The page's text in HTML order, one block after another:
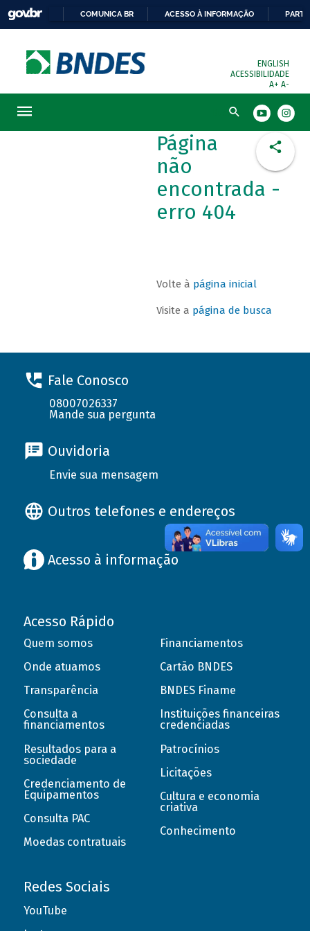
COMUNICA BR ACESSO À INFORMAÇÃO
ENGLISH
ACESSIBILIDADE
A+ A-
Busca
Página
não
encontrada -
erro 404
Volte à página inicial
Visite a página de busca
Fale Conosco
08007026337
Mande sua pergunta
Ouvidoria
Envie sua mensagem
Outros telefones e endereços
Acesso à informação
Acesso Rápido
Quem somos
Onde atuamos
Transparência
Consulta a
financiamentos
Resultados para a
sociedade
Credenciamento de
Equipamentos
Consulta PAC
Moedas contratuais
Financiamentos
Cartão BNDES
BNDES Finame
Instituições financeiras
credenciadas
Patrocínios
Licitações
Cultura e economia
criativa
Conhecimento
Redes Sociais
YouTube